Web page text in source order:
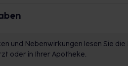
und Nebenwirkungen lesen Sie
oder in Ihrer Apotheke.